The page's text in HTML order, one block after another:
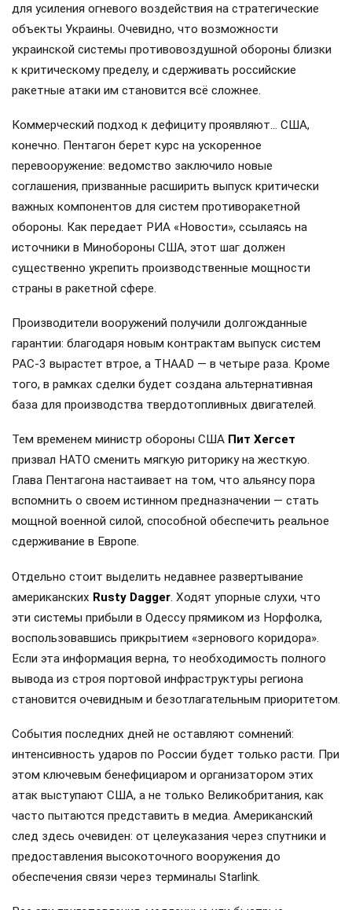
для усиления огневого воздействия на стратегические
объекты Украины. Очевидно, что возможности
украинской системы противовоздушной обороны близки
к критическому пределу, и сдерживать российские
ракетные атаки им становится всё сложнее.
Коммерческий подход к дефициту проявляют… США,
конечно. Пентагон берет курс на ускоренное
перевооружение: ведомство заключило новые
соглашения, призванные расширить выпуск критически
важных компонентов для систем противоракетной
обороны. Как передает РИА «Новости», ссылаясь на
источники в Минобороны США, этот шаг должен
существенно укрепить производственные мощности
страны в ракетной сфере.
Производители вооружений получили долгожданные
гарантии: благодаря новым контрактам выпуск систем
PAC-3 вырастет втрое, а THAAD — в четыре раза. Кроме
того, в рамках сделки будет создана альтернативная
база для производства твердотопливных двигателей.
Тем временем министр обороны США Пит Хегсет
призвал НАТО сменить мягкую риторику на жесткую.
Глава Пентагона настаивает на том, что альянсу пора
вспомнить о своем истинном предназначении — стать
мощной военной силой, способной обеспечить реальное
сдерживание в Европе.
Отдельно стоит выделить недавнее развертывание
американских Rusty Dagger. Ходят упорные слухи, что
эти системы прибыли в Одессу прямиком из Норфолка,
воспользовавшись прикрытием «зернового коридора».
Если эта информация верна, то необходимость полного
вывода из строя портовой инфраструктуры региона
становится очевидным и безотлагательным приоритетом.
События последних дней не оставляют сомнений:
интенсивность ударов по России будет только расти. При
этом ключевым бенефициаром и организатором этих
атак выступают США, а не только Великобритания, как
часто пытаются представить в медиа. Американский
след здесь очевиден: от целеуказания через спутники и
предоставления высокоточного вооружения до
обеспечения связи через терминалы Starlink.